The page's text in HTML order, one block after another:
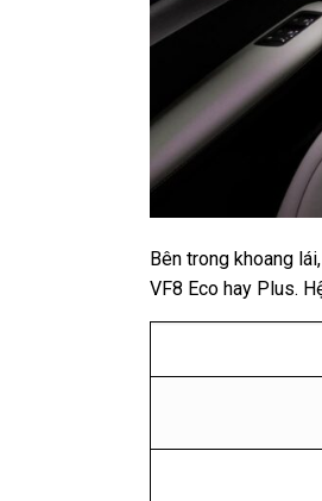
Bên trong khoang
VF8 Eco hay Plus.